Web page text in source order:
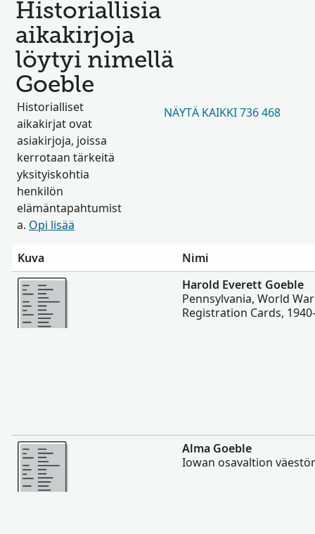
Historiallisia
aikakirjoja
löytyi nimellä
Goeble
Historialliset
aikakirjat ovat
asiakirjoja, joissa
kerrotaan tärkeitä
yksityiskohtia
henkilön
elämäntapahtumist
a. Opi lisää
NÄYTÄ KAIKKI 736 468
Kuva
Nimi
Enemmän
Harold Everett Goeble
Pennsylvania, World
Registration Cards,
Enemmän
Alma Goeble
Iowan osavaltion